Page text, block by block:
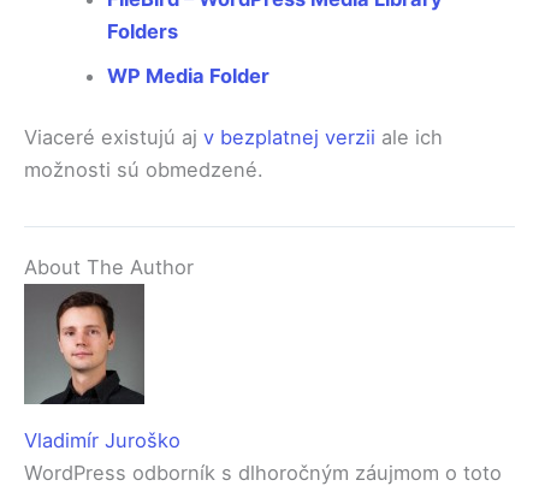
Folders
WP Media Folder
Viaceré existujú aj v bezplatnej verzii ale ich
možnosti sú obmedzené.
About The Author
Vladimír Juroško
WordPress odborník s dlhoročným záujmom o toto